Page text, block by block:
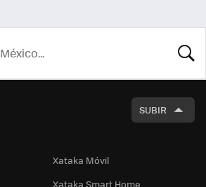
SUBIR
Xataka Móvil
Xataka Smart Home